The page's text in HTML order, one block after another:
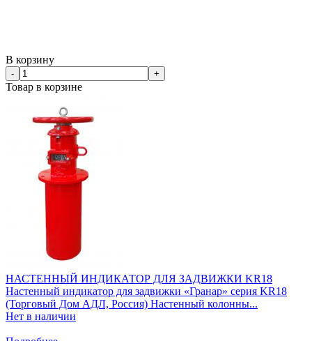
В корзину
- +
Товар в корзине
НАСТЕННЫЙ ИНДИКАТОР ДЛЯ ЗАДВИЖКИ KR18
Настенный индикатор для задвижки «Гранар» серия KR18
(Торговый Дом АДЛ, Россия) Настенный колонны...
Нет в наличии